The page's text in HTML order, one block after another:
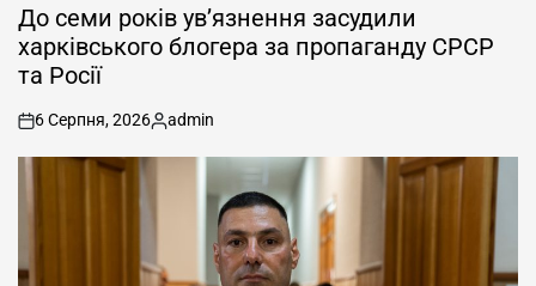
У
До семи років ув’язнення засудили
харківського блогера за пропаганду СРСР
та Росії
on
6 Серпня, 2026
Опубліковано
admin